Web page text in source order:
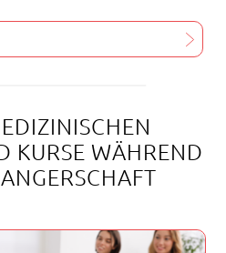
KURSE WÄHREND